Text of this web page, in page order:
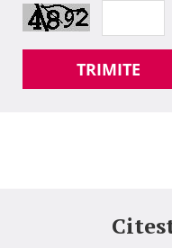
TRIMITE